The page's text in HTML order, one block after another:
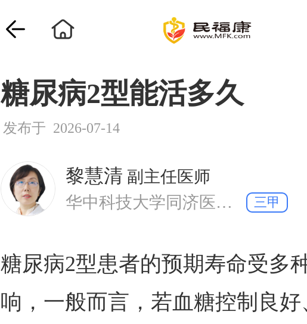
糖尿病2型能活多久
发布于 2026-07-14
黎慧清 副主任医师
华中科技大学同济医学院附属协和医院 内分泌科
三甲
糖尿病2型患者的预期寿命受多
响，一般而言，若血糖控制良